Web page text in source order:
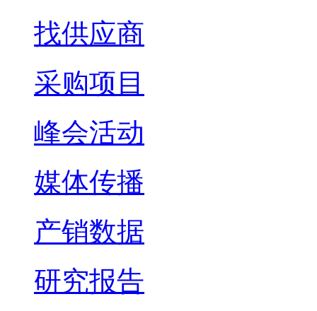
找供应商
采购项目
峰会活动
媒体传播
产销数据
研究报告